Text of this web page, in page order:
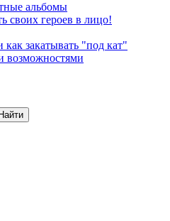
альбомы
своих героев в лицо!
закатывать "под кат"
возможностями